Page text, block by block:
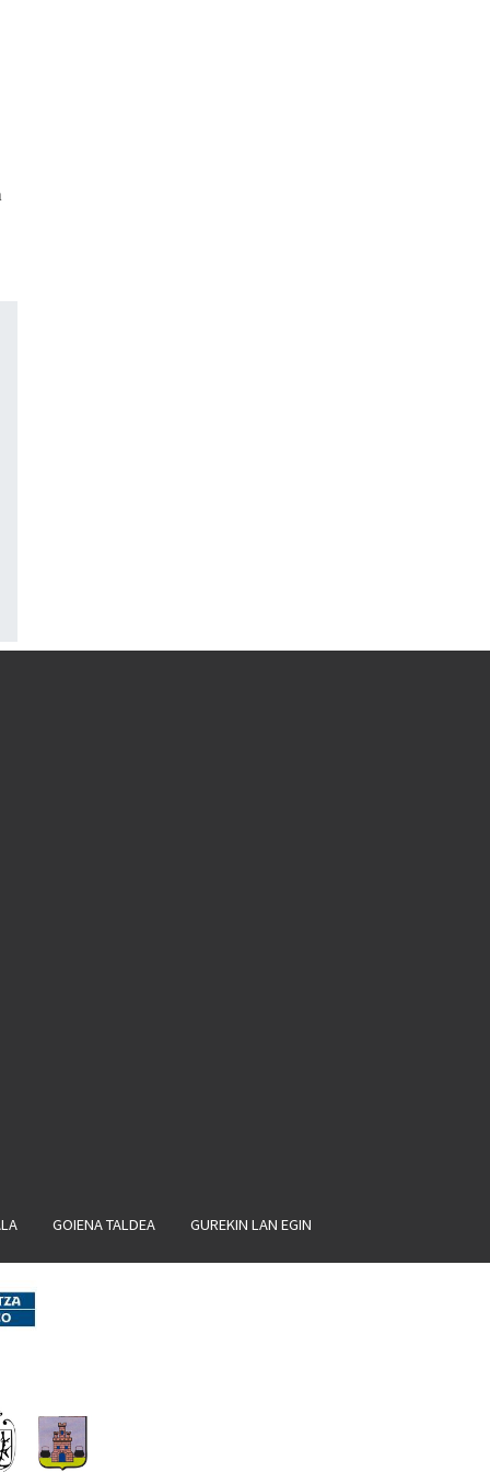
GOIENA TALDEA GUREKIN LAN EGIN